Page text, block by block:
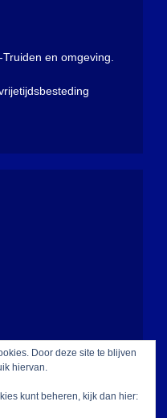
en omgeving.
Door deze site te blijven
hiervan.
kunt beheren, kijk dan hier: